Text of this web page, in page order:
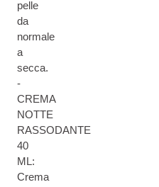
pelle
da
normale
a
secca.
-
CREMA
NOTTE
RASSODANTE
40
ML:
Crema